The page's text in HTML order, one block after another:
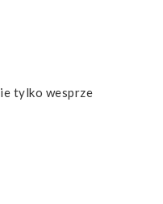
tylko wesprze